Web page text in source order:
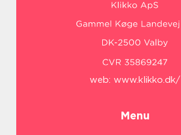
web: www.klikko.dk/
Menu